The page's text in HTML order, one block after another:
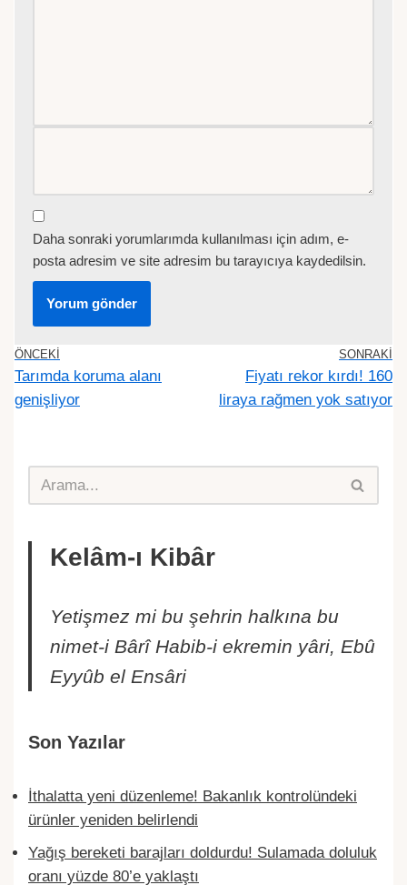
Daha sonraki yorumlarımda kullanılması için adım, e-
posta adresim ve site adresim bu tarayıcıya kaydedilsin.
ÖNCEKI
Tarımda koruma alanı
genişliyor
SONRAKI
Fiyatı rekor kırdı! 160
liraya rağmen yok satıyor
Kelâm-ı Kibâr
Yetişmez mi bu şehrin halkına bu
nimet-i Bârî Habib-i ekremin yâri, Ebû
Eyyûb el Ensâri
Son Yazılar
İthalatta yeni düzenleme! Bakanlık kontrolündeki
ürünler yeniden belirlendi
Yağış bereketi barajları doldurdu! Sulamada doluluk
oranı yüzde 80’e yaklaştı